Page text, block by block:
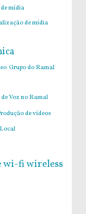
mídia
de mídia
Grupo do Ramal
Voz no Ramal
de vídeos
wi-fiwireless